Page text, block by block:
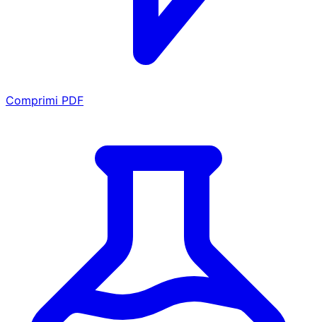
Comprimi PDF